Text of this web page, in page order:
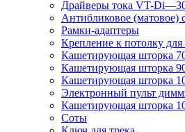
Драйверы тока VT-
Антибликовое (матовое)
Рамки-адаптеры
Крепление к потолку
Кашетирующая шторка
Кашетирующая шторка
Кашетирующая шторка
Электронный пульт
Кашетирующая шторка
Соты